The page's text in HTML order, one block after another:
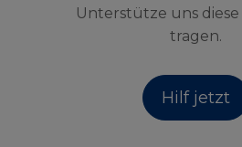
Unterstütze uns diese
tragen.
Hilf jetzt